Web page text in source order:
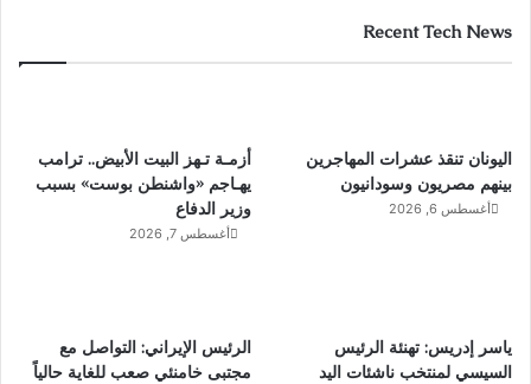
Recent Tech News
أزمـة تـهز البيت الأبيض.. ترامب
يهـاجم «واشنطن بوست» بسبب
وزير الدفاع
أغسطس 7, 2026
اليونان تنقذ عشرات المهاجرين
بينهم مصريون وسودانيون
أغسطس 6, 2026
الرئيس الإيراني: التواصل مع
مجتبى خامنئي صعب للغاية حالياً
ياسر إدريس: تهنئة الرئيس
السيسي لمنتخب ناشئات اليد